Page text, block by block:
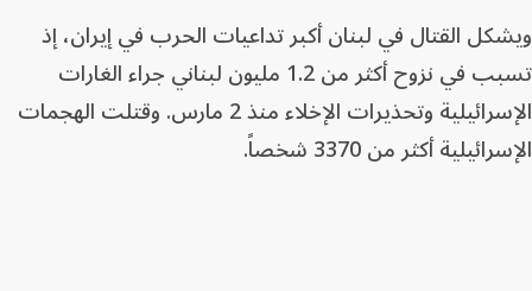
ويشكل القتال في لبنان ​أكبر تداعيات الحرب في ⁠إيران، ‌إذ
تسبب في نزوح أكثر من 1.2 مليون لبناني جراء الغارات
الإسرائيلية وتحذيرات الإخلاء منذ 2 مارس. وقتلت الهجمات
الإسرائيلية أكثر من 3370 شخصاً.